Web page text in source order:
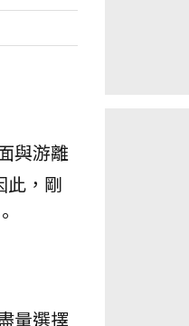
與游離
此，剛
量選擇